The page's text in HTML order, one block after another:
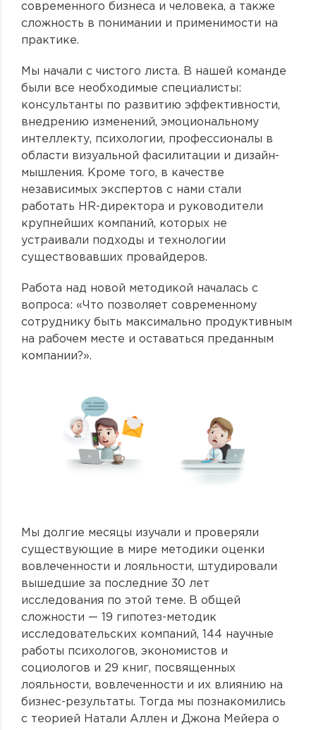
современного бизнеса и человека, а также
сложность в понимании и применимости на
практике.
Мы начали с чистого листа. В нашей команде
были все необходимые специалисты:
консультанты по развитию эффективности,
внедрению изменений, эмоциональному
интеллекту, психологии, профессионалы в
области визуальной фасилитации и дизайн-
мышления. Кроме того, в качестве
независимых экспертов с нами стали
работать HR-директора и руководители
крупнейших компаний, которых не
устраивали подходы и технологии
существовавших провайдеров.
Работа над новой методикой началась с
вопроса: «Что позволяет современному
сотруднику быть максимально продуктивным
на рабочем месте и оставаться преданным
компании?».
Мы долгие месяцы изучали и проверяли
существующие в мире методики оценки
вовлеченности и лояльности, штудировали
вышедшие за последние 30 лет
исследования по этой теме. В общей
сложности — 19 гипотез-методик
исследовательских компаний, 144 научные
работы психологов, экономистов и
социологов и 29 книг, посвященных
лояльности, вовлеченности и их влиянию на
бизнес-результаты. Тогда мы познакомились
с теорией Натали Аллен и Джона Мейера о